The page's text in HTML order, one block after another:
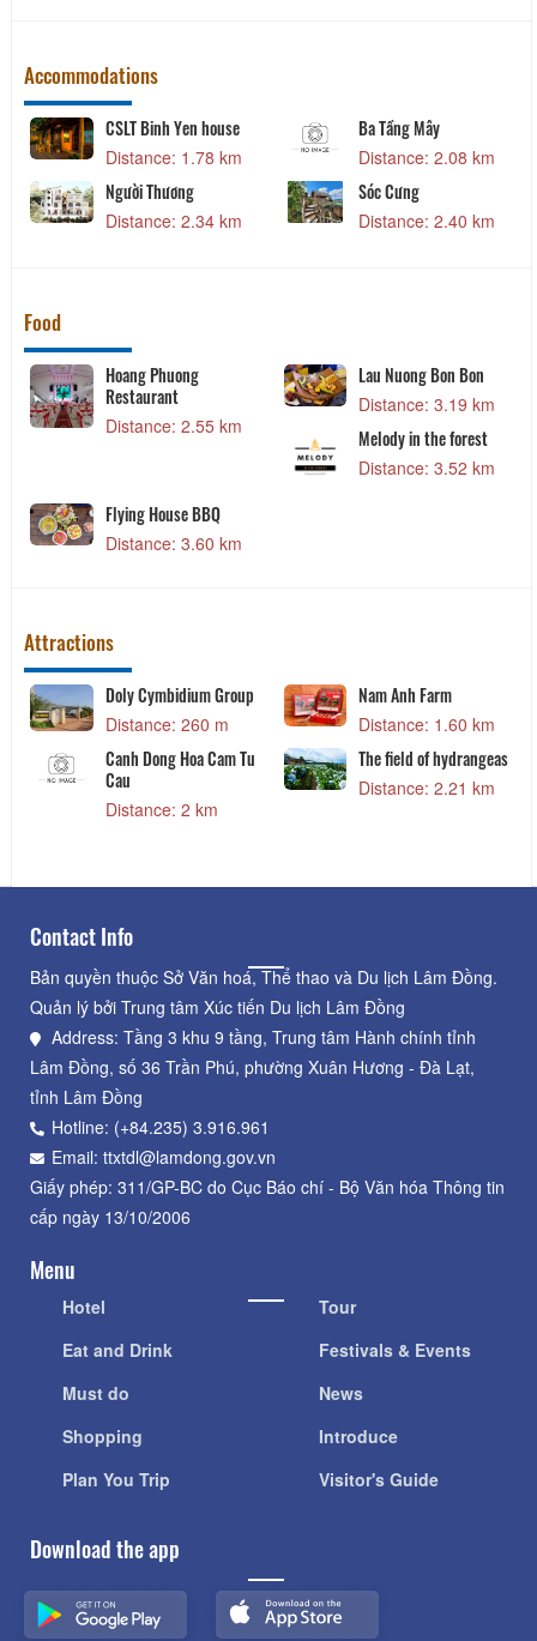
Accommodations
CSLT Binh Yen house
Distance: 1.78 km
Ba Tầng Mây
Distance: 2.08 km
Người Thương
Distance: 2.34 km
Sóc Cưng
Distance: 2.40 km
Food
Hoang Phuong
Restaurant
Distance: 2.55 km
Lau Nuong Bon Bon
Distance: 3.19 km
Melody in the forest
Distance: 3.52 km
Flying House BBQ
Distance: 3.60 km
Attractions
Doly Cymbidium Group
Distance: 260 m
Nam Anh Farm
Distance: 1.60 km
Canh Dong Hoa Cam Tu
Cau
Distance: 2 km
The field of hydrangeas
Distance: 2.21 km
Contact Info
Bản quyền thuộc Sở Văn hoá, Thể thao và Du lịch Lâm Đồng.
Quản lý bởi Trung tâm Xúc tiến Du lịch Lâm Đồng
Address: Tầng 3 khu 9 tầng, Trung tâm Hành chính tỉnh
Lâm Đồng, số 36 Trần Phú, phường Xuân Hương - Đà Lạt,
tỉnh Lâm Đồng
Hotline: (+84.235) 3.916.961
Email: ttxtdl@lamdong.gov.vn
Giấy phép: 311/GP-BC do Cục Báo chí - Bộ Văn hóa Thông tin
cấp ngày 13/10/2006
Menu
Hotel
Eat and Drink
Must do
Shopping
Plan You Trip
Tour
Festivals & Events
News
Introduce
Visitor's Guide
Download the app